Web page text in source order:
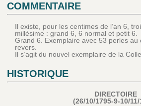
COMMENTAIRE
Il existe, pour les centimes de l’an 6,
millésime : grand 6, 6 normal et petit 6.
Grand 6. Exemplaire avec 53 perles au
revers.
Il s’agit du nouvel exemplaire de la
HISTORIQUE
DIRECTOIRE
(26/10/1795-9-10/11/